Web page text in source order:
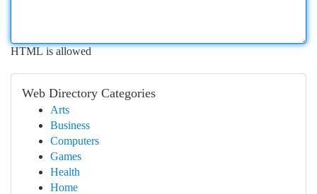
HTML is allowed
Web Directory Categories
Arts
Business
Computers
Games
Health
Home